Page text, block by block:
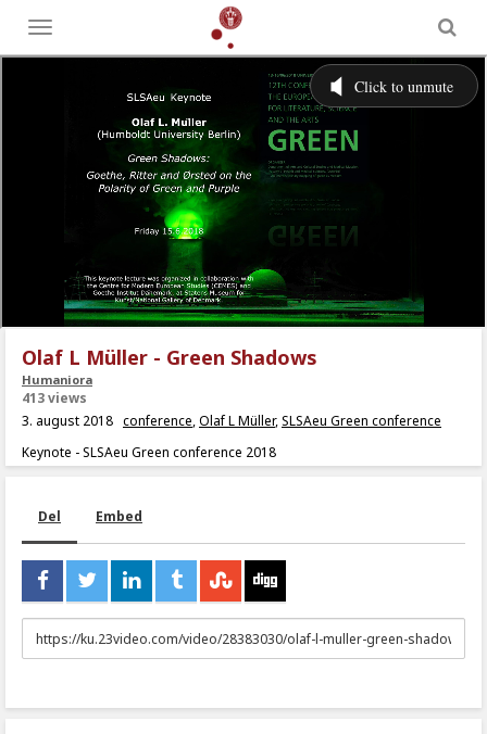
Toggle
menu
Olaf L Müller - Green Shadows
Humaniora
413 views
3. august 2018 conference,Olaf L Müller,SLSAeu Green conference
Keynote - SLSAeu Green conference 2018
Del Embed
URL
to